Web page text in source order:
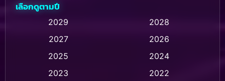
Animation การ์ตูน (237)
Animation การ์ตูน (32)
เลือกดูตามปี
2029
2028
2027
2026
2025
2024
2023
2022